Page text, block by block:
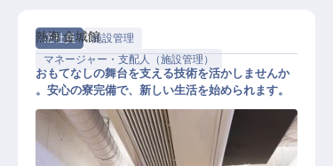
正社員
施設管理
マネージャー・支配人（施設管理）
熱海 金城館
おもてなしの舞台を支える技術を活かしませんか
。安心の寮完備で、新しい生活を始められます。